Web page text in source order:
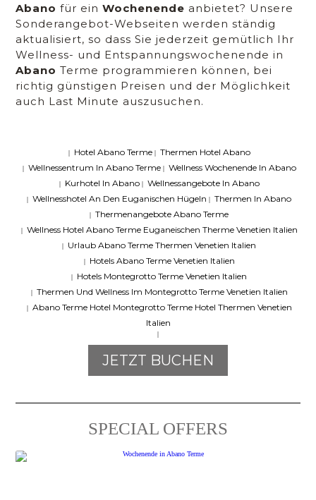
Abano für ein Wochenende anbietet? Unsere
Sonderangebot-Webseiten werden ständig
aktualisiert, so dass Sie jederzeit gemütlich Ihr
Wellness- und Entspannungswochenende in
Abano Terme programmieren können, bei
richtig günstigen Preisen und der Möglichkeit
auch Last Minute auszusuchen.
| Hotel Abano Terme| Thermen Hotel Abano
| Wellnessentrum In Abano Terme| Wellness Wochenende In Abano
| Kurhotel In Abano| Wellnessangebote In Abano
| Wellnesshotel An Den Euganischen Hügeln | Thermen In Abano
| Thermenangebote Abano Terme
| Wellness Hotel Abano Terme Euganeischen Therme Venetien Italien
| Urlaub Abano Terme Thermen Venetien Italien
| Hotels Abano Terme Venetien Italien
| Hotels Montegrotto Terme Venetien Italien
| Thermen Und Wellness Im Montegrotto Terme Venetien Italien
| Abano Terme Hotel Montegrotto Terme Hotel Thermen Venetien
Italien
|
JETZT BUCHEN
SPECIAL OFFERS